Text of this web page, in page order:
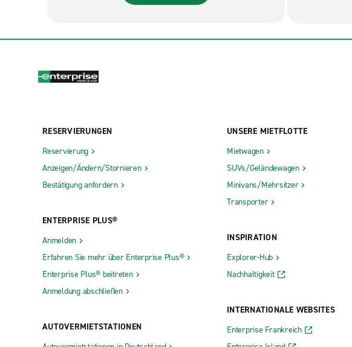
RESERVIERUNGEN
Reservierung
Anzeigen/Ändern/Stornieren
Bestätigung anfordern
ENTERPRISE PLUS®
Anmelden
Erfahren Sie mehr über Enterprise Plus®
Enterprise Plus® beitreten
Anmeldung abschließen
AUTOVERMIETSTATIONEN
UNSERE MIETFLOTTE
Mietwagen
SUVs/Geländewagen
Minivans/Mehrsitzer
Transporter
INSPIRATION
Explorer-Hub
Nachhaltigkeit
INTERNATIONALE WEBSITES
Enterprise Frankreich